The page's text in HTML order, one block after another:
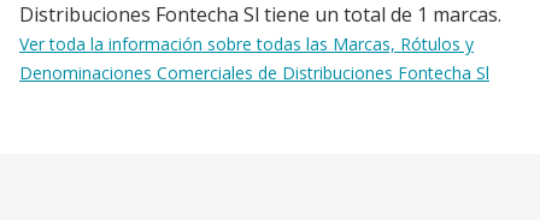
Distribuciones Fontecha Sl tiene un total de 1 marcas.
Ver toda la información sobre todas las Marcas, Rótulos y
Denominaciones Comerciales de Distribuciones Fontecha Sl